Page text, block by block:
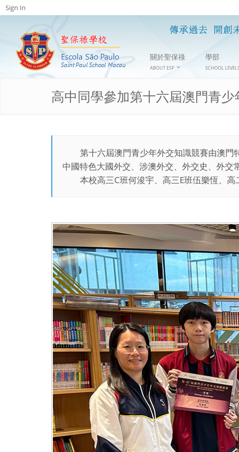
Sign In
關於聖保祿
ABOUT ESP
學部
SCHOOL
高中同學參加第十六屆澳門青
第十六屆澳門青少年外交知識競賽由澳門
中國特色大國外交、涉澳外交、外交史、外交
本校高三C班何浚宇、高三E班伍樂恆、